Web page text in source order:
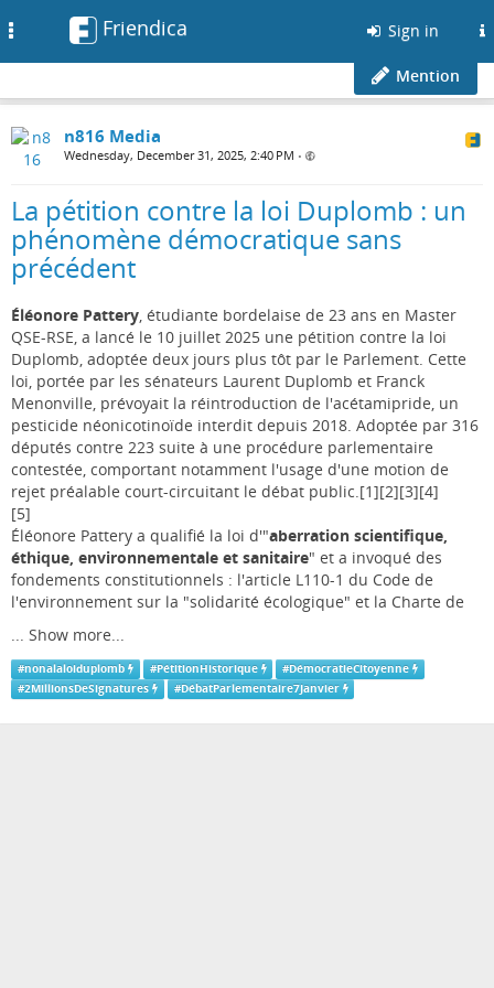
Friendica Sign in
Mention
n816 Media
Wednesday, December 31, 2025, 2:40 PM •
La pétition contre la loi Duplomb : un
phénomène démocratique sans
précédent
Éléonore Pattery, étudiante bordelaise de 23 ans en Master
QSE-RSE, a lancé le 10 juillet 2025 une pétition contre la loi
Duplomb, adoptée deux jours plus tôt par le Parlement. Cette
loi, portée par les sénateurs Laurent Duplomb et Franck
Menonville, prévoyait la réintroduction de l'acétamipride, un
pesticide néonicotinoïde interdit depuis 2018. Adoptée par 316
députés contre 223 suite à une procédure parlementaire
contestée, comportant notamment l'usage d'une motion de
rejet préalable court-circuitant le débat public.[1][2][3][4]
[5]
Éléonore Pattery a qualifié la loi d'"aberration scientifique,
éthique, environnementale et sanitaire" et a invoqué des
fondements constitutionnels : l'article L110-1 du Code de
l'environnement sur la "solidarité écologique" et la Charte de
... Show more...
#nonalaloiduplomb #PétitionHistorique #DémocratieCitoyenne
#2MillionsDeSignatures #DébatParlementaire7Janvier